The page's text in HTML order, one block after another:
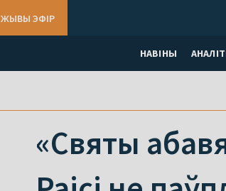
НАВІНЫ
ЖЫВЫ ЭФІР
«Святы